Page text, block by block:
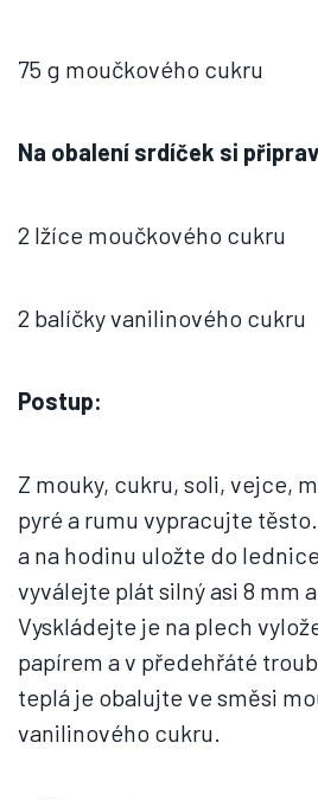
75 g moučkového cukru
Na obalení srdíček si
2 lžíce moučkového cukru
2 balíčky vanilinového cukru
Postup:
Z mouky, cukru, soli, vejce,
pyré a rumu vypracujte
a na hodinu uložte do
vyválejte plát silný asi 8 mm
Vyskládejte je na plech
papírem a v předehřáté
teplá je obalujte ve směsi
vanilinového cukru.